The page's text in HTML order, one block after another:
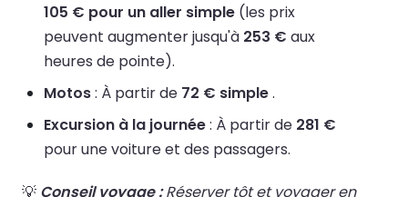
105 € pour un aller simple (les prix
peuvent augmenter jusqu'à 253 € aux
heures de pointe).
Motos: À partir de 72 € simple.
Excursion à la journée: À partir de 281 €
pour une voiture et des passagers.
💡 Conseil voyage :Réserver tôt et voyager en